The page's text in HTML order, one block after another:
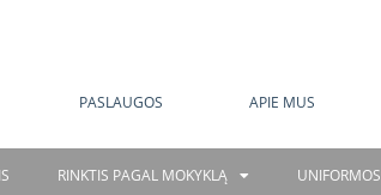
PASLAUGOS APIE MUS
RINKTIS PAGAL MOKYKLĄ UNIFORMOS